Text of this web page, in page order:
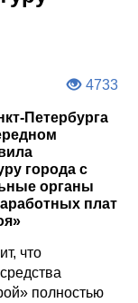
4733
Петербурга
города с
органы
плат
что
полностью